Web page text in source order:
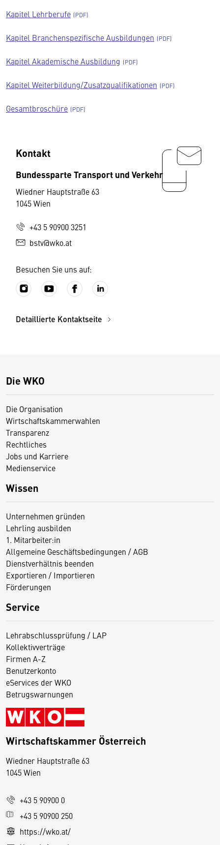
Kapitel Lehrberufe
Kapitel Branchenspezifische Ausbildungen
Kapitel Akademische Ausbildung
Kapitel Weiterbildung/Zusatzqualifikationen
Gesamtbroschüre
Kontakt
Bundessparte Transport und Verkehr
Wiedner Hauptstraße 63
1045 Wien
+43 5 90900 3251
bstv@wko.at
Besuchen Sie uns auf:
Detaillierte Kontaktseite
Die WKO
Die Organisation
Wirtschaftskammerwahlen
Transparenz
Rechtliches
Jobs und Karriere
Medienservice
Wissen
Unternehmen gründen
Lehrling ausbilden
1. Mitarbeiter:in
Allgemeine Geschäftsbedingungen / AGB
Dienstverhältnis beenden
Exportieren / Importieren
Förderungen
Service
Lehrabschlussprüfung / LAP
Kollektivverträge
Firmen A-Z
Benutzerkonto
eServices der WKO
Betrugswarnungen
Wirtschaftskammer Österreich
Wiedner Hauptstraße 63
1045 Wien
+43 5 90900 0
+43 5 90900 250
https://wko.at/
D
s
e
S
e